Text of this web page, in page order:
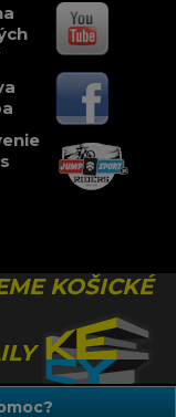
KOŠICKÉ
práva vyhradené.